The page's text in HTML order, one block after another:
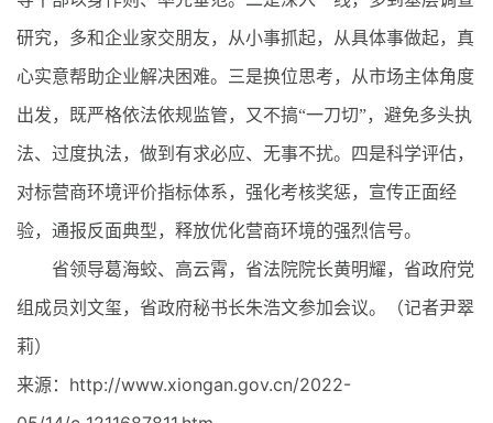
研究，多和企业家交朋友，从小事抓起，从具体事做起，真
心实意帮助企业解决困难。三是换位思考，从市场主体角度
出发，既严格依法依规监管，又不搞“一刀切”，避免多头执
法、过度执法，做到有求必应、无事不扰。四是科学评估，
对标营商环境评价指标体系，强化考核奖惩，宣传正面经
验，通报反面典型，释放优化营商环境的强烈信号。
省领导葛海蛟、高云霄，省法院院长黄明耀，省政府党
组成员刘文玺，省政府秘书长朱浩文参加会议。（记者尹翠
莉）
来源：http://www.xiongan.gov.cn/2022-